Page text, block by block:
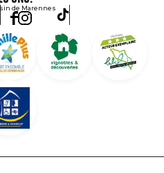
de Marennes